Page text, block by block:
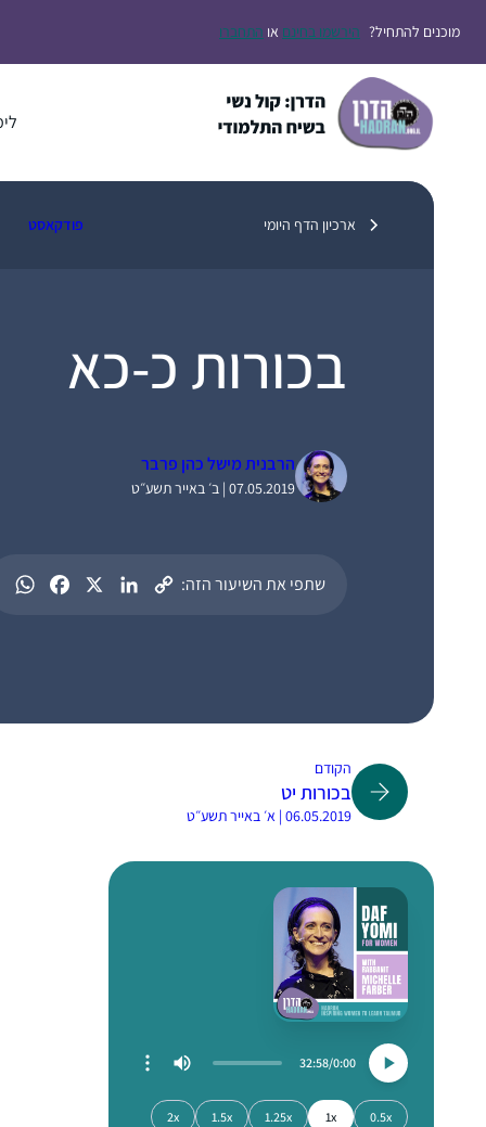
לתוכןמוכנים להתחיל? הירשמו בחינם או התחברו
ארכיון הדף היומי פודקאסט
בכורות כ-כא
הרבנית מישל כהן פרבר
07.05.2019 | ב׳ באייר תשע״ט
שתפי את השיעור הזה:
הקודם
בכורות יט
06.05.2019 | א׳ באייר תשע״ט
0:00
32:58
0.5x
1x
1.25x
1.5x
2x